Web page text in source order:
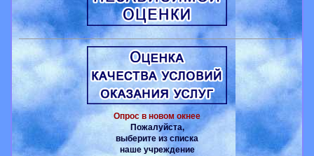
Опрос в новом окнее
Пожалуйста,
выберите из списка
наше учреждение